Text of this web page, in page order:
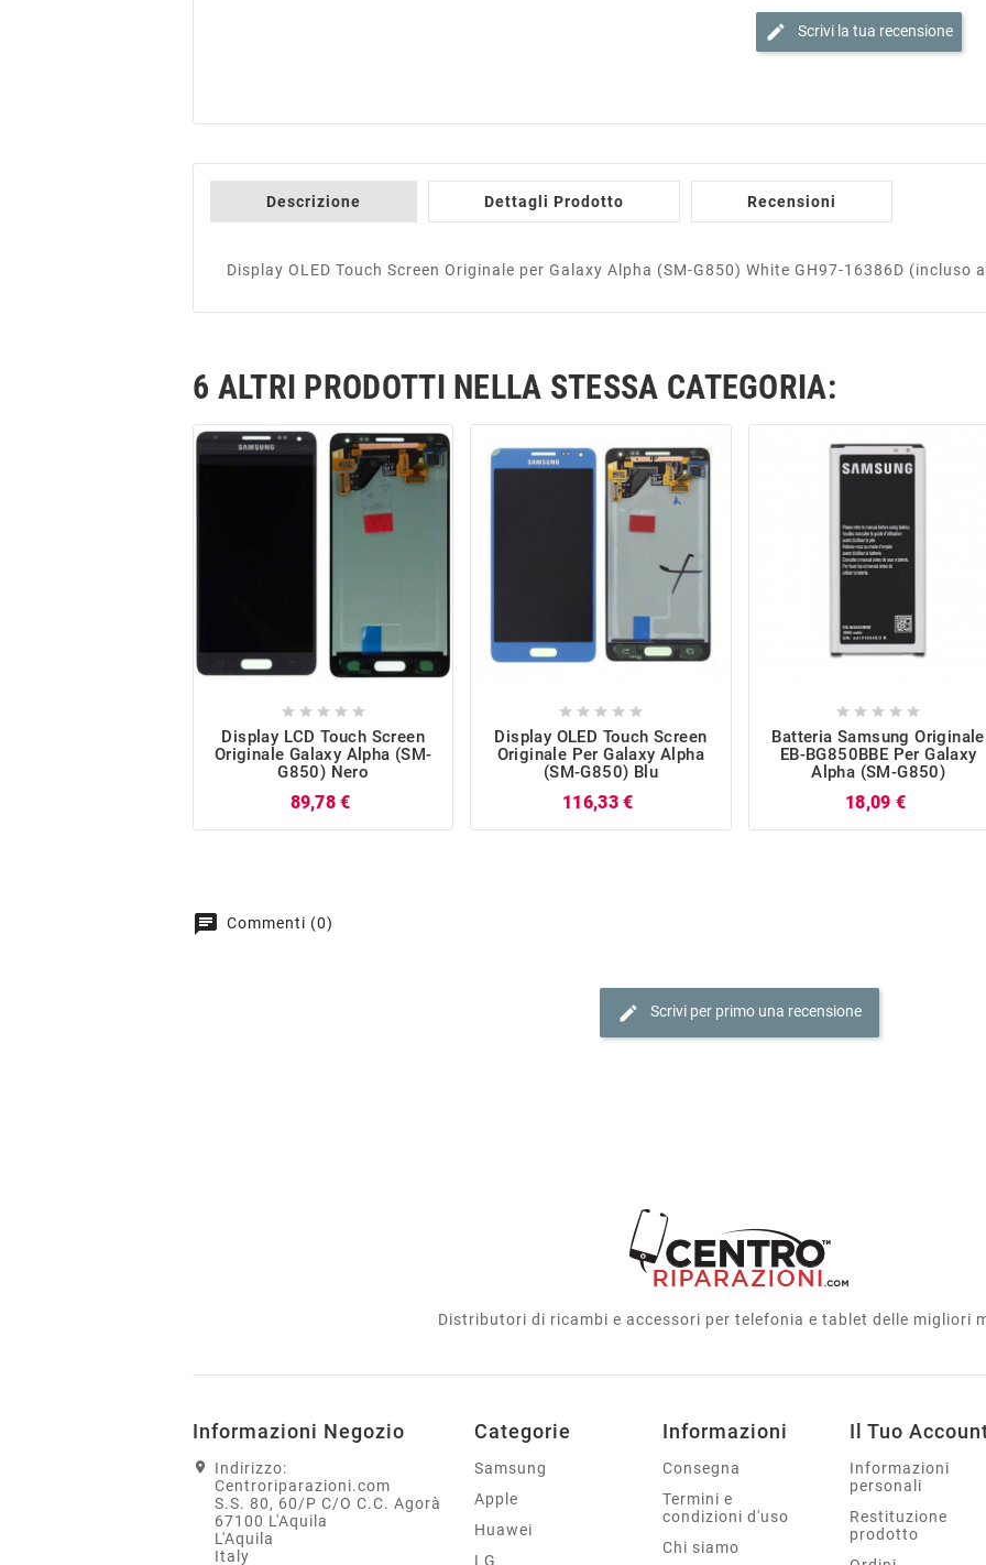
edit Scrivi la tua recensione
Descrizione Dettagli Prodotto Recensioni
Display OLED Touch Screen Originale per Galaxy Alpha (SM-G850) White GH97-16386D (incluso
6 ALTRI PRODOTTI NELLA STESSA CATEGORIA:
    
Display LCD Touch Screen
Originale Galaxy Alpha (SM-
G850) Nero
89,78 €
    
Display OLED Touch Screen
Originale Per Galaxy Alpha
(SM-G850) Blu
116,33 €
    
Batteria Samsung Originale
EB-BG850BBE Per Galaxy
Alpha (SM-G850)
18,09 €
chat Commenti (0)
edit Scrivi per primo una recensione
Distributori di ricambi e accessori per telefonia e tablet delle migliori
Informazioni Negozio
Indirizzo:
Centroriparazioni.com
S.S. 80, 60/P C/O C.C. Agorà
67100 L'Aquila
L'Aquila
Italy
Categorie
Samsung
Apple
Huawei
LG
Informazioni
Consegna
Termini e
condizioni d'uso
Chi siamo
Il Tuo
Informazioni
personali
Restituzione
prodotto